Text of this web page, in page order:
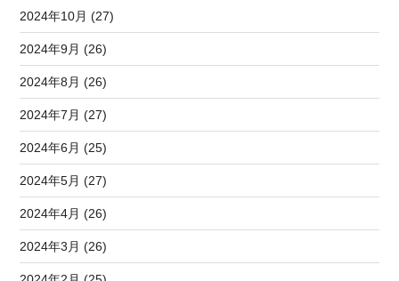
2024年10月 (27)
2024年9月 (26)
2024年8月 (26)
2024年7月 (27)
2024年6月 (25)
2024年5月 (27)
2024年4月 (26)
2024年3月 (26)